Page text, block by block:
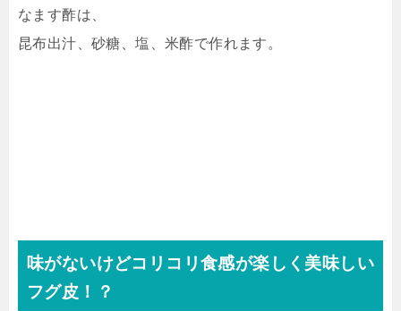
なます酢は、
昆布出汁、砂糖、塩、米酢で作れます。
味がないけどコリコリ食感が楽しく美味しい
フグ皮！？